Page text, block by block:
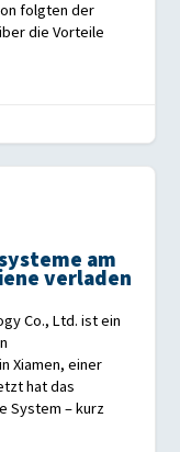
folgten der
die Vorteile
am
verladen
Co., Ltd. ist ein
Xiamen, einer
hat das
System – kurz